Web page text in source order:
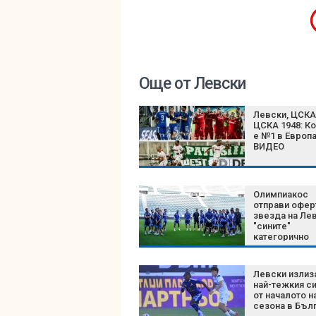
Още от Левски
Левски,
ЦСКА 1948:
е №1 в
ВИДЕО
Олимпиакос
отправи
звезда на
"сините"
категорично
отказаха
Левски
най-тежкия
от началото
сезона в